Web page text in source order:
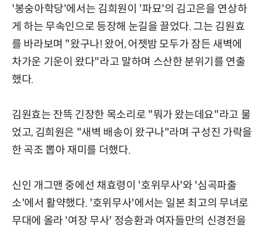
'봉숭아학당'에서는 김희원이 '파묘'의 김고은을 연상하
게 하는 무속인으로 등장해 눈길을 끌었다. 그는 김원효
를 바라보며 "왔구나! 왔어, 어젯밤 모두가 잠든 새벽에
차가운 기운이 왔다"라고 말하며 스산한 분위기를 연출
했다.
김원효는 잔뜩 긴장한 목소리로 "뭐가 왔는데요"라고 물
었고, 김희원은 "새벽 배송이 왔구나"라며 구성진 가락을
한 곡조 뽑아 재미를 더했다.
신인 개그맨 중에선 채효령이 '호위무사'와 '심곡파출
소'에서 활약했다. '호위무사'에서는 일본 최고의 무녀로
무대에 올라 '여장 무사' 정승환과 여자들만의 신경전을